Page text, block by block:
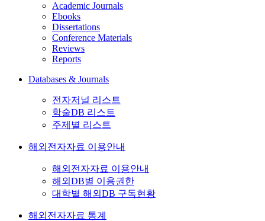
Academic Journals
Ebooks
Dissertations
Conference Materials
Reviews
Reports
Databases & Journals
전자저널 리스트
학술DB 리스트
주제별 리스트
해외전자자료 이용안내
해외전자자료 이용안내
해외DB별 이용권한
대학별 해외DB 구독현황
해외전자자료 통계